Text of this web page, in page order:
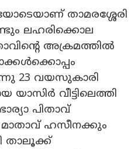
താമരശ്ശേരി
ലഹരിക്കൊല
അക്രമത്തില്‍
23 വയസുകാരി
വീട്ടിലെത്തി
പിതാവ്
ഹസീനക്കും
താലൂക്ക്